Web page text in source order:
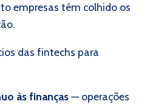
empresas têm colhido os
das fintechs para
às finanças— operações